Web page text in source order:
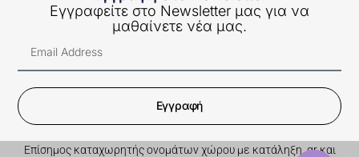
Εγγραφείτε στο Newsletter μας για να
μαθαίνετε νέα μας.
Εγγραφή
Επίσημος καταχωρητής ονομάτων χώρου με κατάληξη .gr και